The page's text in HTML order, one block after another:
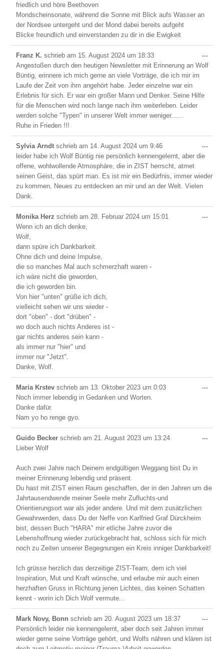
friedlich und höre Beethoven
Mondscheinsonate, während die Sonne mit Blick aufs Wasser an
der Nordsee untergeht und der Mond dabei bereits aufgeht
Blicke freundlich und einverstanden zu dir in die Ewigkeit
Franz K.schrieb am 15. August 2024 um 18:33
Angestoßen durch den heutigen Newsletter mit Erinnerung an Wolf
Büntig, erinnere ich mich gerne an viele Vorträge, die ich mir im
Laufe der Zeit von ihm angehört habe. Jeder einzelne war ein
Erlebnis für sich. Er war ein großer Mann und Denker. Seine Hilfe
für die Menschen wird noch lange nach ihm weiterleben. Leider
werden solche "Typen" in unserer Welt immer weniger......
Ruhe in Frieden !!!
...
ein-/
Sylvia Arndtschrieb am 14. August 2024 um 9:46
leider habe ich Wolf Büntig nie persönlich kennengelernt, aber die
offene, wohlwollende Atmosphäre, die in ZIST herrscht, atmet
seinen Geist, das spürt man. Es ist mir ein Bedürfnis, immer wieder
zu kommen, Neues zu entdecken an mir und an der Welt. Vielen
Dank.
...
Monika Herzschrieb am 28. Februar 2024 um 15:01
Wenn ich an dich denke,
Wolf,
dann spüre ich Dankbarkeit.
Ohne dich und deine Impulse,
die so manches Mal auch schmerzhaft waren -
ich wäre nicht die geworden,
die ich geworden bin.
Von hier "unten" grüße ich dich,
vielleicht sehen wir uns wieder -
dort "oben" - dort "drüben" -
wo doch auch nichts Anderes ist -
gar nichts anderes sein kann -
als immer nur "hier" und
immer nur "Jetzt".
Danke, Wolf.
...
Maria Krstevschrieb am 13. Oktober 2023 um 0:03
Noch immer lebendig in Gedanken und Worten.
Danke dafür.
Nam yo ho renge gyo.
...
Guido Beckerschrieb am 21. August 2023 um 13:24
Lieber Wolf
Auch zwei Jahre nach Deinem endgültigen Weggang bist Du in
meiner Erinnerung lebendig und präsent.
Du hast mit ZIST einen Raum geschaffen, der in den Jahren um die
Jahrtausendwende meiner Seele mehr Zufluchts-und
Orientierungsort war als jeder andere. Und mit dem zusätzlichen
Gewahrwerden, dass Du der Neffe von Karlfried Graf Dürckheim
bist, dessen Buch "HARA" mir etliche Jahre zuvor die
Lebenshoffnung wieder zurückgebracht hat, schloss sich für mich
noch zu Zeiten unserer Begegnungen ein Kreis inniger Dankbarkeit!
Ich grüsse herzlich das derzeitige ZIST-Team, dem ich viel
Inspiration, Mut und Kraft wünsche, und erlaube mir auch einen
herzhaften Gruss in Richtung jenen Lichtes, das keinen Schatten
kennt - worin ich Dich Wolf vermute...
...
Mark Novy, Bonnschrieb am 20. August 2023 um 18:37
Persönlich leider nie kennengelernt, aber doch seit Jahren immer
wieder gerne seine Vorträge gehört, und Wolfs nähren und klären ist
...